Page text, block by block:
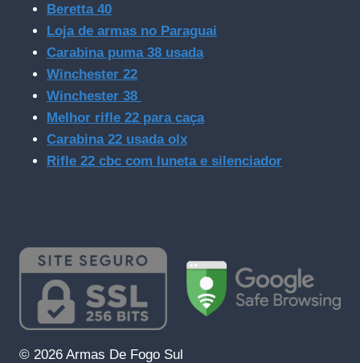
Beretta 40
Loja de armas no Paraguai
Carabina puma 38 usada
Winchester 22
Winchester 38
Melhor rifle 22 para caça
Carabina 22 usada olx
Rifle 22 cbc com luneta e silenciador
© 2026 Armas De Fogo Sul